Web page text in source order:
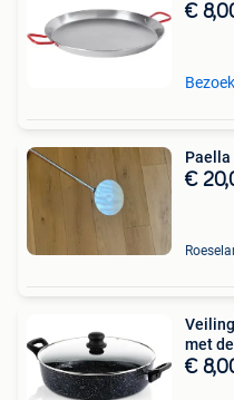
€
Paella
€
met
€